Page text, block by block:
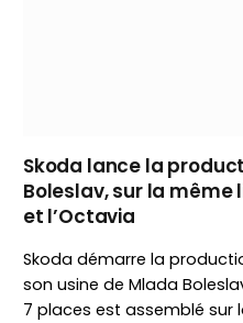
Skoda lance la
Boleslav, sur la même
et l’Octavia
Skoda démarre la
son usine de Mlada
7 places est assemblé sur